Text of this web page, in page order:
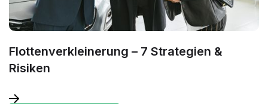
Flottenverkleinerung – 7 Strategien &
Risiken